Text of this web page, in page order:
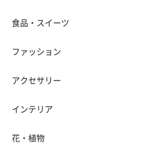
食品・スイーツ
ファッション
アクセサリー
インテリア
花・植物